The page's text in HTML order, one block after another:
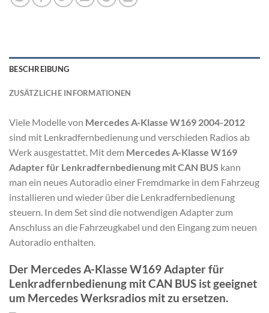
BESCHREIBUNG
ZUSÄTZLICHE INFORMATIONEN
Viele Modelle von Mercedes A-Klasse W169 2004-2012
sind mit Lenkradfernbedienung und verschieden Radios ab
Werk ausgestattet. Mit dem Mercedes A-Klasse W169
Adapter für Lenkradfernbedienung mit CAN BUS kann
man ein neues Autoradio einer Fremdmarke in dem Fahrzeug
installieren und wieder über die Lenkradfernbedienung
steuern. In dem Set sind die notwendigen Adapter zum
Anschluss an die Fahrzeugkabel und den Eingang zum neuen
Autoradio enthalten.
Der Mercedes A-Klasse W169 Adapter für
Lenkradfernbedienung mit CAN BUS ist geeignet
um Mercedes Werksradios mit zu ersetzen.